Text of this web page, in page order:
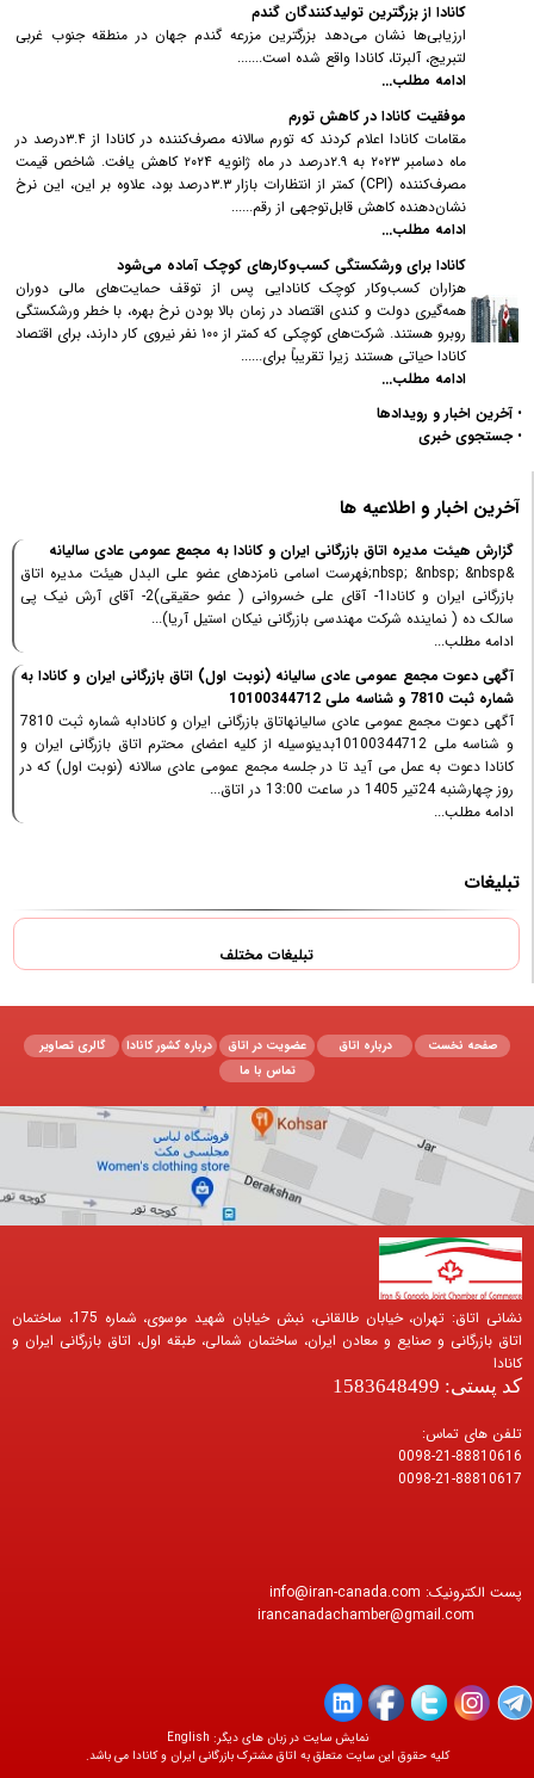
کانادا از بزرگترین تولیدکنندگان گندم
ارزیابی‌ها نشان می‌دهد بزرگترین مزرعه گندم جهان در منطقه جنوب غربی
لتبریج، آلبرتا، کانادا واقع شده است.......
ادامه مطلب...
موفقیت کانادا در کاهش تورم
مقامات کانادا اعلام کردند که تورم سالانه مصرف‌کننده در کانادا از ۳.۴‌درصد در
ماه دسامبر ۲۰۲۳ به ۲.۹‌درصد در ماه ژانویه ۲۰۲۴ کاهش یافت. شاخص قیمت
مصرف‌کننده (CPI) کمتر از انتظارات بازار ۳.۳‌درصد بود، علاوه بر این، این نرخ
نشان‌‌دهنده کاهش قابل‌توجهی از رقم......
ادامه مطلب...
کانادا برای ورشکستگی کسب‌وکارهای کوچک آماده می‌شود
هزاران کسب‌وکار کوچک کانادایی پس از توقف حمایت‌های مالی دوران
همه‌گیری دولت و کندی اقتصاد در زمان بالا بودن نرخ بهره، با خطر ورشکستگی
روبرو هستند. شرکت‌های کوچکی که کمتر از ۱۰۰ نفر نیروی کار دارند، برای اقتصاد
کانادا حیاتی هستند زیرا تقریباً برای......
ادامه مطلب...
• آخرین اخبار و رویدادها
•جستجوی خبری
آخرین اخبار و اطلاعیه ها
گزارش هیئت مدیره اتاق بازرگانی ایران و کانادا به مجمع عمومی عادی سالیانه
&nbsp; &nbsp; &nbsp;فهرست اسامی نامزدهای عضو علی البدل هیئت مدیره اتاق
بازرگانی ایران و کانادا1- آقای علی خسروانی ( عضو حقیقی)2- آقای آرش نیک پی
سالک ده ( نماینده شرکت مهندسی بازرگانی نیکان استیل آریا)...
ادامه مطلب...
آگهی دعوت مجمع عمومی عادی سالیانه (نوبت اول) اتاق بازرگانی ایران و کانادا به
شماره ثبت 7810 و شناسه ملی 10100344712
آگهی دعوت مجمع عمومی عادی سالیانهاتاق بازرگانی ایران و کانادابه شماره ثبت 7810
و شناسه ملی 10100344712بدینوسیله از کلیه اعضای محترم اتاق بازرگانی ایران و
کانادا دعوت به عمل می آید تا در جلسه مجمع عمومی عادی سالانه (نوبت اول) که در
روز چهارشنبه 24تیر 1405 در ساعت 13:00 در اتاق...
ادامه مطلب...
تبلیغات
تبلیغات مختلف
صفحه نخست درباره اتاق عضویت در اتاق درباره کشور کانادا
گالری تصاویر
تماس با ما
نشانی اتاق: تهران، خیابان طالقانی، نبش خیابان شهید موسوی، شماره 175، ساختمان
اتاق بازرگانی و صنایع و معادن ایران، ساختمان شمالی، طبقه اول، اتاق بازرگانی ایران و
کانادا
کد پستی: 1583648499
تلفن های تماس:
0098-21-88810616
0098-21-88810617
پست الکترونیک: info@iran-canada.com
نمایش سایت در زبان های دیگر: English
کليه حقوق اين سايت متعلق به اتاق مشترک بازرگانی ایران و کانادا می باشد.